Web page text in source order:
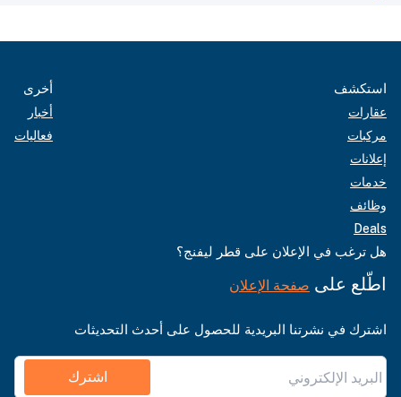
استكشف
عقارات
مركبات
إعلانات
خدمات
وظائف
Deals
أخرى
أخبار
فعاليات
هل ترغب في الإعلان على قطر ليفنج؟
اطّلع على صفحة الإعلان
اشترك في نشرتنا البريدية للحصول على أحدث التحديثات
اشترك